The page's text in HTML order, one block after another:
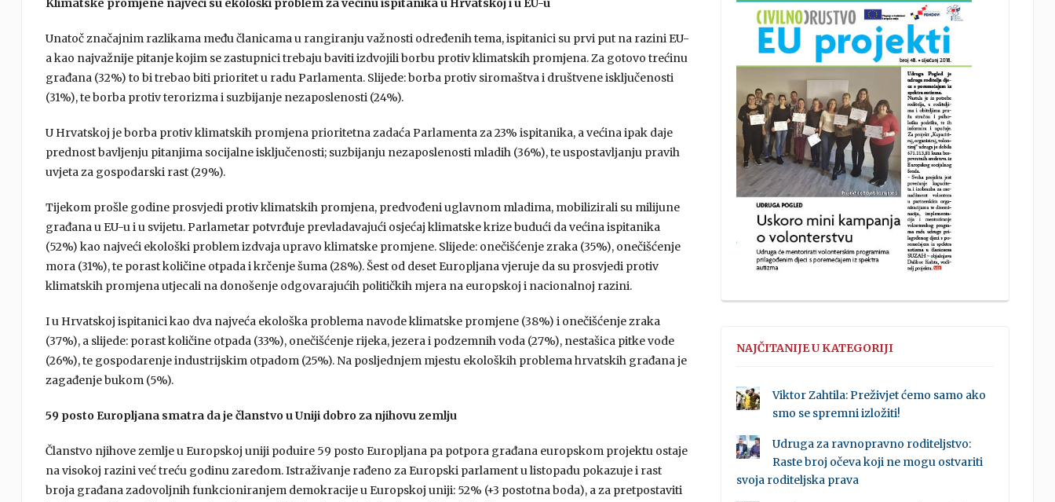
Klimatske promjene najveći su ekološki problem za većinu ispitanika u Hrvatskoj i u EU-u
Unatoč značajnim razlikama među članicama u rangiranju važnosti određenih tema, ispitanici su prvi put na razini EU-
a kao najvažnije pitanje kojim se zastupnici trebaju baviti izdvojili borbu protiv klimatskih promjena. Za gotovo trećinu
građana (32%) to bi trebao biti prioritet u radu Parlamenta. Slijede: borba protiv siromaštva i društvene isključenosti
(31%), te borba protiv terorizma i suzbijanje nezaposlenosti (24%).
U Hrvatskoj je borba protiv klimatskih promjena prioritetna zadaća Parlamenta za 23% ispitanika, a većina ipak daje
prednost bavljenju pitanjima socijalne isključenosti; suzbijanju nezaposlenosti mladih (36%), te uspostavljanju pravih
uvjeta za gospodarski rast (29%).
Tijekom prošle godine prosvjedi protiv klimatskih promjena, predvođeni uglavnom mladima, mobilizirali su milijune
građana u EU-u i u svijetu. Parlametar potvrđuje prevladavajući osjećaj klimatske krize budući da većina ispitanika
(52%) kao najveći ekološki problem izdvaja upravo klimatske promjene. Slijede: onečišćenje zraka (35%), onečišćenje
mora (31%), te porast količine otpada i krčenje šuma (28%). Šest od deset Europljana vjeruje da su prosvjedi protiv
klimatskih promjena utjecali na donošenje odgovarajućih političkih mjera na europskoj i nacionalnoj razini.
I u Hrvatskoj ispitanici kao dva najveća ekološka problema navode klimatske promjene (38%) i onečišćenje zraka
(37%), a slijede: porast količine otpada (33%), onečišćenje rijeka, jezera i podzemnih voda (27%), nestašica pitke vode
(26%), te gospodarenje industrijskim otpadom (25%). Na posljednjem mjestu ekoloških problema hrvatskih građana je
zagađenje bukom (5%).
59 posto Europljana smatra da je članstvo u Uniji dobro za njihovu zemlju
Članstvo njihove zemlje u Europskoj uniji poduire 59 posto Europljana pa potpora građana europskom projektu ostaje
na visokoj razini već treću godinu zaredom. Istraživanje rađeno za Europski parlament u listopadu pokazuje i rast
broja građana zadovoljnih funkcioniranjem demokracije u Europskoj uniji: 52% (+3 postotna boda), a za pretpostaviti
NAJČITANIJE U KATEGORIJI
Viktor Zahtila: Preživjet ćemo samo ako
smo se spremni izložiti!
Udruga za ravnopravno roditeljstvo:
Raste broj očeva koji ne mogu ostvariti
svoja roditeljska prava